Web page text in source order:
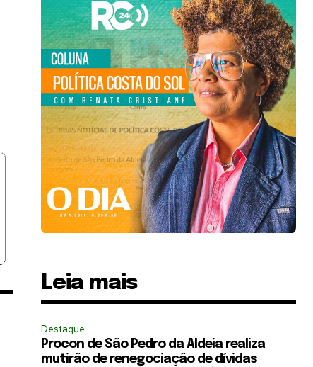
Leia mais
Destaque
Procon de São Pedro da Aldeia realiza
mutirão de renegociação de dívidas